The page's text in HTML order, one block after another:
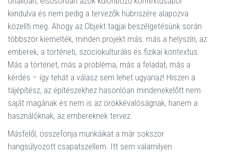
kiindulva és nem pedig a tervezők hübriszére alapozva
közelíti meg. Ahogy az Objekt tagjai beszélgetésünk során
többször kiemelték, minden projekt más: más a helyszín, az
emberek, a történeti, szociokulturális és fizikai kontextus.
Más a történet, más a probléma, más a feladat, más a
kérdés – így tehát a válasz sem lehet ugyanaz! Hiszen a
tájépítész, az építészekhez hasonlóan mindenekelőtt nem
saját magának és nem is az örökkévalóságnak, hanem a
használóknak, az embereknek tervez.
Másfelől, összefonja munkáikat a már sokszor
hangsúlyozott csapatszellem. Itt sem valamilyen